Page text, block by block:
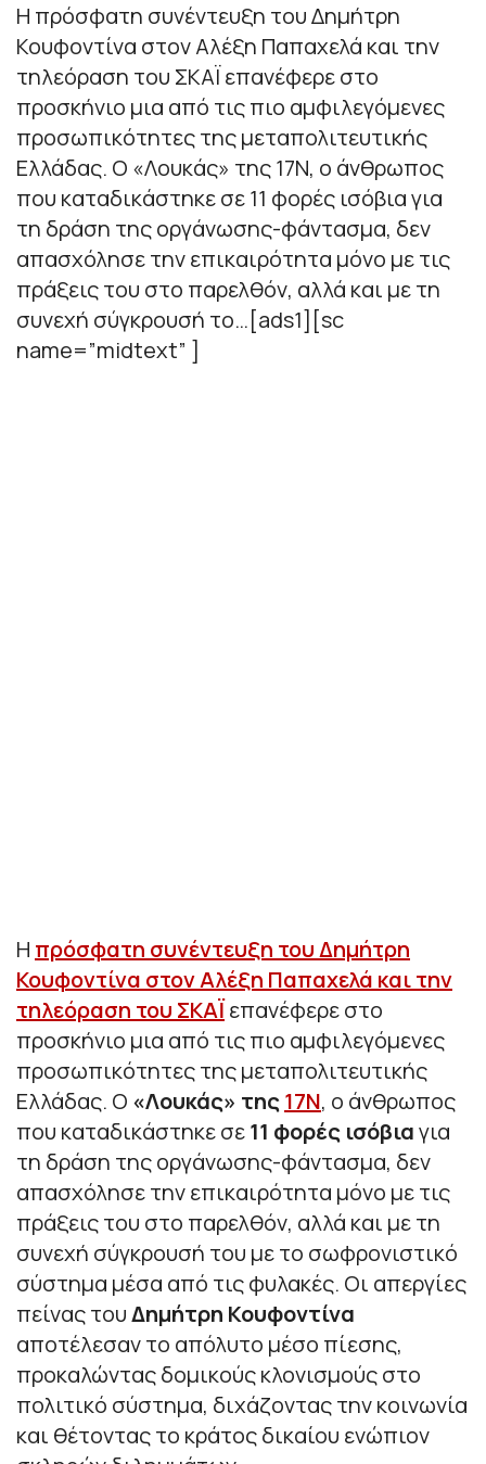
Η πρόσφατη συνέντευξη του Δημήτρη
Κουφοντίνα στον Αλέξη Παπαχελά και την
τηλεόραση του ΣΚΑΪ επανέφερε στο
προσκήνιο μια από τις πιο αμφιλεγόμενες
προσωπικότητες της μεταπολιτευτικής
Ελλάδας. Ο «Λουκάς» της 17Ν, ο άνθρωπος
που καταδικάστηκε σε 11 φορές ισόβια για
τη δράση της οργάνωσης-φάντασμα, δεν
απασχόλησε την επικαιρότητα μόνο με τις
πράξεις του στο παρελθόν, αλλά και με τη
συνεχή σύγκρουσή το…[ads1][sc
name=”midtext” ]
Η πρόσφατη συνέντευξη του Δημήτρη
Κουφοντίνα στον Αλέξη Παπαχελά και την
τηλεόραση του ΣΚΑΪεπανέφερε στο
προσκήνιο μια από τις πιο αμφιλεγόμενες
προσωπικότητες της μεταπολιτευτικής
Ελλάδας. Ο «Λουκάς» της17Ν, ο άνθρωπος
που καταδικάστηκε σε11 φορές ισόβιαγια
τη δράση της οργάνωσης-φάντασμα, δεν
απασχόλησε την επικαιρότητα μόνο με τις
πράξεις του στο παρελθόν, αλλά και με τη
συνεχή σύγκρουσή του με το σωφρονιστικό
σύστημα μέσα από τις φυλακές. Οι απεργίες
πείνας τουΔημήτρη Κουφοντίνα
αποτέλεσαν το απόλυτο μέσο πίεσης,
προκαλώντας δομικούς κλονισμούς στο
πολιτικό σύστημα, διχάζοντας την κοινωνία
και θέτοντας το κράτος δικαίου ενώπιον